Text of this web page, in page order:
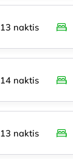
13 naktis
14 naktis
13 naktis